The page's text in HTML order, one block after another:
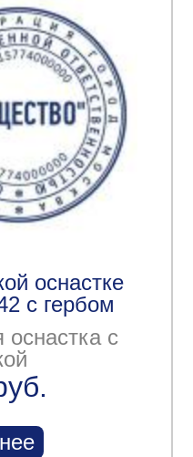
оснастке
с гербом
оснастка с